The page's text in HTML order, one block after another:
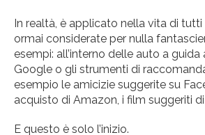
In realtà, è applicato nella vita di tutti
ormai considerate per nulla
esempi: all’interno delle auto a
Google o gli strumenti di
esempio le amicizie suggerite su
acquisto di Amazon, i film suggeriti
E questo è solo l’inizio.